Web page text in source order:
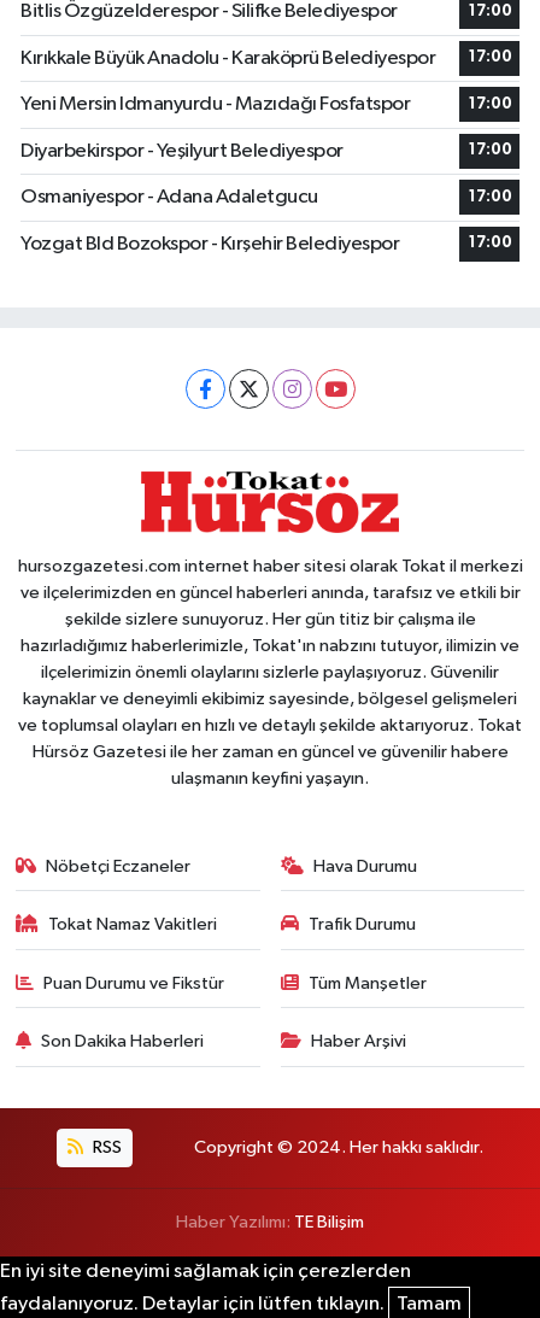
Bitlis Özgüzelderespor - Silifke Belediyespor 17:00
Kırıkkale Büyük Anadolu - Karaköprü Belediyespor 17:00
Yeni Mersin Idmanyurdu - Mazıdağı Fosfatspor 17:00
Diyarbekirspor - Yeşilyurt Belediyespor 17:00
Osmaniyespor - Adana Adaletgucu 17:00
Yozgat Bld Bozokspor - Kırşehir Belediyespor 17:00
hursozgazetesi.com internet haber sitesi olarak Tokat il merkezi
ve ilçelerimizden en güncel haberleri anında, tarafsız ve etkili bir
şekilde sizlere sunuyoruz. Her gün titiz bir çalışma ile
hazırladığımız haberlerimizle, Tokat'ın nabzını tutuyor, ilimizin ve
ilçelerimizin önemli olaylarını sizlerle paylaşıyoruz. Güvenilir
kaynaklar ve deneyimli ekibimiz sayesinde, bölgesel gelişmeleri
ve toplumsal olayları en hızlı ve detaylı şekilde aktarıyoruz. Tokat
Hürsöz Gazetesi ile her zaman en güncel ve güvenilir habere
ulaşmanın keyfini yaşayın.
Nöbetçi Eczaneler Hava Durumu
Tokat Namaz Vakitleri Trafik Durumu
Puan Durumu ve Fikstür Tüm Manşetler
Son Dakika Haberleri Haber Arşivi
RSS Copyright © 2024. Her hakkı saklıdır.
Haber Yazılımı: TE Bilişim
En iyi site deneyimi sağlamak için çerezlerden
faydalanıyoruz. Detaylar için lütfen tıklayın.
Tamam